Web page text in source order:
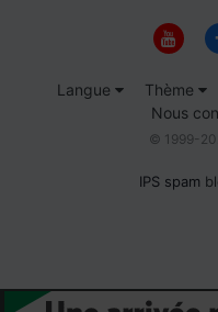
Langue Thème
Nous
© 1999-
IPS spam